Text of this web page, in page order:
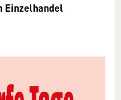
Einzelhandel